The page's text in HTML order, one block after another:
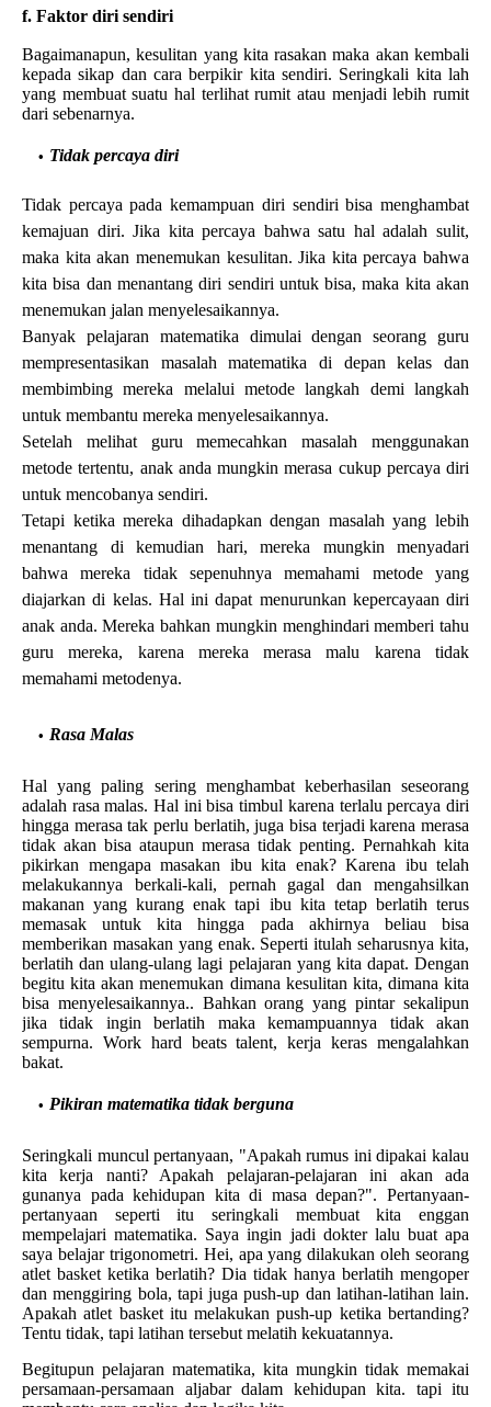
f. Faktor diri sendiri
Bagaimanapun, kesulitan yang kita rasakan maka akan kembali
kepada sikap dan cara berpikir kita sendiri. Seringkali kita lah
yang membuat suatu hal terlihat rumit atau menjadi lebih rumit
dari sebenarnya.
Tidak percaya diri
Tidak percaya pada kemampuan diri sendiri bisa menghambat
kemajuan diri. Jika kita percaya bahwa satu hal adalah sulit,
maka kita akan menemukan kesulitan. Jika kita percaya bahwa
kita bisa dan menantang diri sendiri untuk bisa, maka kita akan
menemukan jalan menyelesaikannya.
Banyak pelajaran matematika dimulai dengan seorang guru
mempresentasikan masalah matematika di depan kelas dan
membimbing mereka melalui metode langkah demi langkah
untuk membantu mereka menyelesaikannya.
Setelah melihat guru memecahkan masalah menggunakan
metode tertentu, anak anda mungkin merasa cukup percaya diri
untuk mencobanya sendiri.
Tetapi ketika mereka dihadapkan dengan masalah yang lebih
menantang di kemudian hari, mereka mungkin menyadari
bahwa mereka tidak sepenuhnya memahami metode yang
diajarkan di kelas. Hal ini dapat menurunkan kepercayaan diri
anak anda. Mereka bahkan mungkin menghindari memberi tahu
guru mereka, karena mereka merasa malu karena tidak
memahami metodenya.
Rasa Malas
Hal yang paling sering menghambat keberhasilan seseorang
adalah rasa malas. Hal ini bisa timbul karena terlalu percaya diri
hingga merasa tak perlu berlatih, juga bisa terjadi karena merasa
tidak akan bisa ataupun merasa tidak penting. Pernahkah kita
pikirkan mengapa masakan ibu kita enak? Karena ibu telah
melakukannya berkali-kali, pernah gagal dan mengahsilkan
makanan yang kurang enak tapi ibu kita tetap berlatih terus
memasak untuk kita hingga pada akhirnya beliau bisa
memberikan masakan yang enak. Seperti itulah seharusnya kita,
berlatih dan ulang-ulang lagi pelajaran yang kita dapat. Dengan
begitu kita akan menemukan dimana kesulitan kita, dimana kita
bisa menyelesaikannya.. Bahkan orang yang pintar sekalipun
jika tidak ingin berlatih maka kemampuannya tidak akan
sempurna. Work hard beats talent, kerja keras mengalahkan
bakat.
Pikiran matematika tidak berguna
Seringkali muncul pertanyaan, "Apakah rumus ini dipakai kalau
kita kerja nanti? Apakah pelajaran-pelajaran ini akan ada
gunanya pada kehidupan kita di masa depan?". Pertanyaan-
pertanyaan seperti itu seringkali membuat kita enggan
mempelajari matematika. Saya ingin jadi dokter lalu buat apa
saya belajar trigonometri. Hei, apa yang dilakukan oleh seorang
atlet basket ketika berlatih? Dia tidak hanya berlatih mengoper
dan menggiring bola, tapi juga push-up dan latihan-latihan lain.
Apakah atlet basket itu melakukan push-up ketika bertanding?
Tentu tidak, tapi latihan tersebut melatih kekuatannya.
Begitupun pelajaran matematika, kita mungkin tidak memakai
persamaan-persamaan aljabar dalam kehidupan kita. tapi itu